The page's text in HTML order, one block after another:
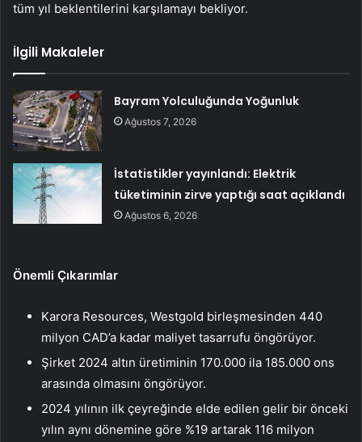
tüm yıl beklentilerini karşılamayı bekliyor.
İlgili Makaleler
Bayram Yolculuğunda Yoğunluk
Ağustos 7, 2026
İstatistikler yayınlandı: Elektrik
tüketiminin zirve yaptığı saat açıklandı
Ağustos 6, 2026
Önemli Çıkarımlar
Karora Resources, Westgold birleşmesinden 440
milyon CAD’a kadar maliyet tasarrufu öngörüyor.
Şirket 2024 altın üretiminin 170.000 ila 185.000 ons
arasında olmasını öngörüyor.
2024 yılının ilk çeyreğinde elde edilen gelir bir önceki
yılın aynı dönemine göre %19 artarak 116 milyon